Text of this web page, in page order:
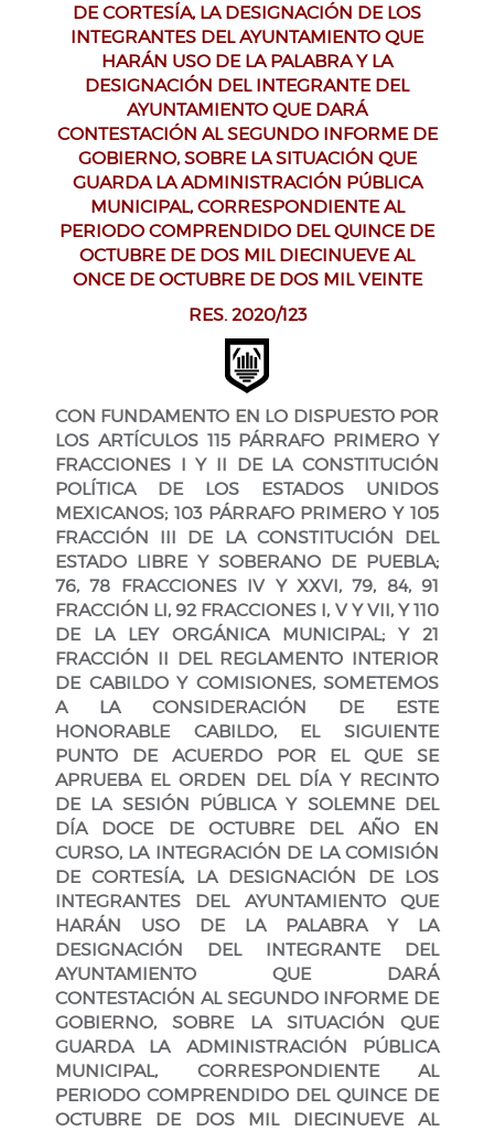
DE CORTESÍA, LA DESIGNACIÓN DE LOS
INTEGRANTES DEL AYUNTAMIENTO QUE
HARÁN USO DE LA PALABRA Y LA
DESIGNACIÓN DEL INTEGRANTE DEL
AYUNTAMIENTO QUE DARÁ
CONTESTACIÓN AL SEGUNDO INFORME DE
GOBIERNO, SOBRE LA SITUACIÓN QUE
GUARDA LA ADMINISTRACIÓN PÚBLICA
MUNICIPAL, CORRESPONDIENTE AL
PERIODO COMPRENDIDO DEL QUINCE DE
OCTUBRE DE DOS MIL DIECINUEVE AL
ONCE DE OCTUBRE DE DOS MIL VEINTE
RES. 2020/123
CON FUNDAMENTO EN LO DISPUESTO POR
LOS ARTÍCULOS 115 PÁRRAFO PRIMERO Y
FRACCIONES I Y II DE LA CONSTITUCIÓN
POLÍTICA DE LOS ESTADOS UNIDOS
MEXICANOS; 103 PÁRRAFO PRIMERO Y 105
FRACCIÓN III DE LA CONSTITUCIÓN DEL
ESTADO LIBRE Y SOBERANO DE PUEBLA;
76, 78 FRACCIONES IV Y XXVI, 79, 84, 91
FRACCIÓN LI, 92 FRACCIONES I, V Y VII, Y 110
DE LA LEY ORGÁNICA MUNICIPAL; Y 21
FRACCIÓN II DEL REGLAMENTO INTERIOR
DE CABILDO Y COMISIONES, SOMETEMOS
A LA CONSIDERACIÓN DE ESTE
HONORABLE CABILDO, EL SIGUIENTE
PUNTO DE ACUERDO POR EL QUE SE
APRUEBA EL ORDEN DEL DÍA Y RECINTO
DE LA SESIÓN PÚBLICA Y SOLEMNE DEL
DÍA DOCE DE OCTUBRE DEL AÑO EN
CURSO, LA INTEGRACIÓN DE LA COMISIÓN
DE CORTESÍA, LA DESIGNACIÓN DE LOS
INTEGRANTES DEL AYUNTAMIENTO QUE
HARÁN USO DE LA PALABRA Y LA
DESIGNACIÓN DEL INTEGRANTE DEL
AYUNTAMIENTO QUE DARÁ
CONTESTACIÓN AL SEGUNDO INFORME DE
GOBIERNO, SOBRE LA SITUACIÓN QUE
GUARDA LA ADMINISTRACIÓN PÚBLICA
MUNICIPAL, CORRESPONDIENTE AL
PERIODO COMPRENDIDO DEL QUINCE DE
OCTUBRE DE DOS MIL DIECINUEVE AL